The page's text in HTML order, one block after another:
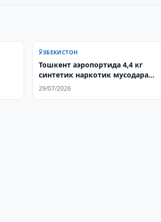
ЎЗБЕКИСТОН
Тошкент аэропортида 4,4 кг
синтетик наркотик мусодара
қилинди
29/07/2026